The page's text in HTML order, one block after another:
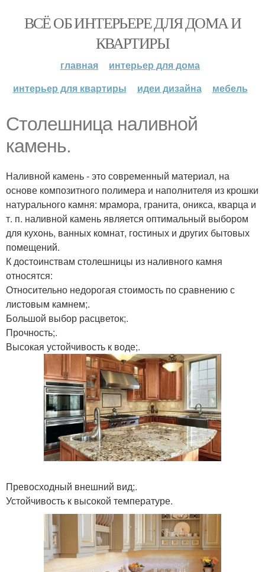
ВСЁ ОБ ИНТЕРЬЕРЕ ДЛЯ ДОМА И
КВАРТИРЫ
главная
интерьер для дома
интерьер для квартиры
идеи дизайна мебель
Столешница наливной
камень.
Наливной камень - это современный материал, на
основе композитного полимера и наполнителя из крошки
натурального камня: мрамора, гранита, оникса, кварца и
т. п. наливной камень является оптимальный выбором
для кухонь, ванных комнат, гостиных и других бытовых
помещений.
К достоинствам столешницы из наливного камня
относятся:
Относительно недорогая стоимость по сравнению с
листовым камнем;.
Большой выбор расцветок;.
Прочность;.
Высокая устойчивость к воде;.
Превосходный внешний вид;.
Устойчивость к высокой температуре.